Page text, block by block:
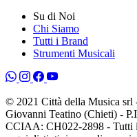
Su di Noi
Chi Siamo
Tutti i Brand
Strumenti Musicali
© 2021 Città della Musica srl
Giovanni Teatino (Chieti) -
CCIAA: CH022-2898 - Tutti